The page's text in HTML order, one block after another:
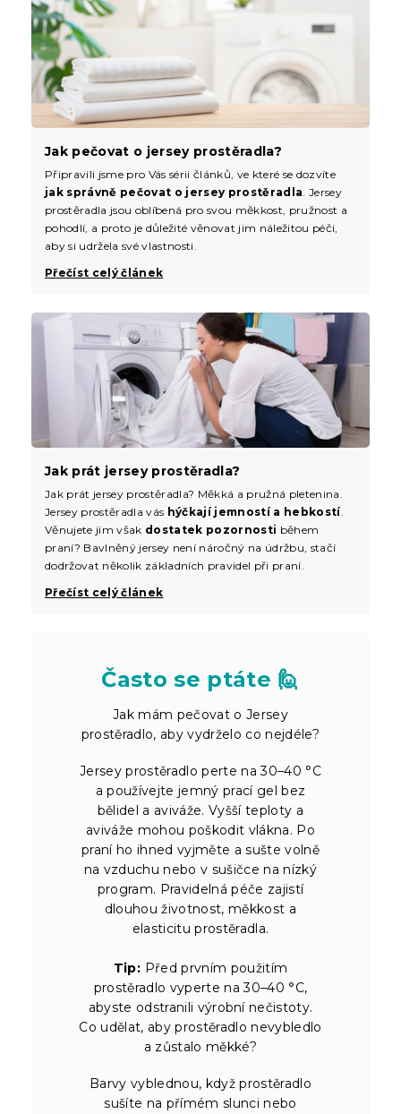
Jak prát jersey prostěradla?
Jak prát jersey prostěradla? Měkká a pružná pletenina.
Jersey prostěradla vás hýčkají jemností a hebkostí.
Věnujete jim však dostatek pozornosti během
praní? Bavlněný jersey není náročný na údržbu, stačí
dodržovat několik základních pravidel při praní.
Přečíst celý článek
Jak pečovat o jersey prostěradla?
Připravili jsme pro Vás sérii článků, ve které se dozvíte
jak správně pečovat o jersey prostěradla . Jersey
prostěradla jsou oblíbená pro svou měkkost, pružnost a
pohodlí, a proto je důležité věnovat jim náležitou péči,
aby si udržela své vlastnosti.
Přečíst celý článek
Často se ptáte 🙋
Jak mám pečovat o Jersey
prostěradlo, aby vydrželo co nejdéle?
Jersey prostěradlo perte na 30–40 °C
a používejte jemný prací gel bez
bělidel a aviváže. Vyšší teploty a
aviváže mohou poškodit vlákna. Po
praní ho ihned vyjměte a sušte volně
na vzduchu nebo v sušičce na nízký
program. Pravidelná péče zajistí
dlouhou životnost, měkkost a
elasticitu prostěradla.
Tip: Před prvním použitím
prostěradlo vyperte na 30–40 °C,
abyste odstranili výrobní nečistoty.
Co udělat, aby prostěradlo nevybledlo
a zůstalo měkké?
Barvy vyblednou, když prostěradlo
sušíte na přímém slunci nebo